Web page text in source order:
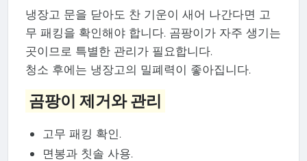
냉장고 문을 닫아도 찬 기운이 새어 나간다면 고
무 패킹을 확인해야 합니다. 곰팡이가 자주 생기는
곳이므로 특별한 관리가 필요합니다.
청소 후에는 냉장고의 밀폐력이 좋아집니다.
곰팡이 제거와 관리
고무 패킹 확인.
면봉과 칫솔 사용.